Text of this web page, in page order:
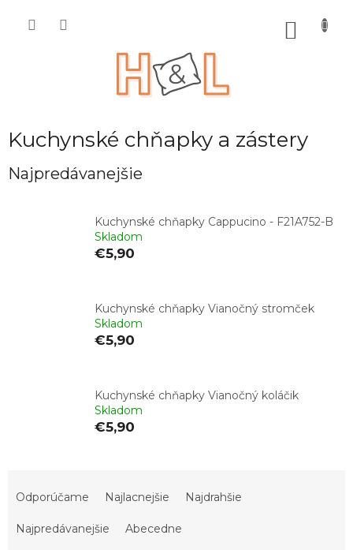
Kuchynské chňapky a zástery
Najpredávanejšie
Kuchynské chňapky Cappucino - F21A752-B
Skladom
€5,90
Kuchynské chňapky Vianočný stromček
Skladom
€5,90
Kuchynské chňapky Vianočný koláčik
Skladom
€5,90
Odporúčame Najlacnejšie Najdrahšie
Najpredávanejšie Abecedne